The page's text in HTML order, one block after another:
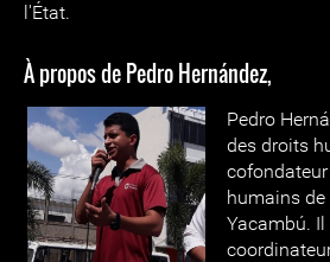
l'État.
À propos de Pedro Hernández,
Pedro
des droits
humains
Yacambú.